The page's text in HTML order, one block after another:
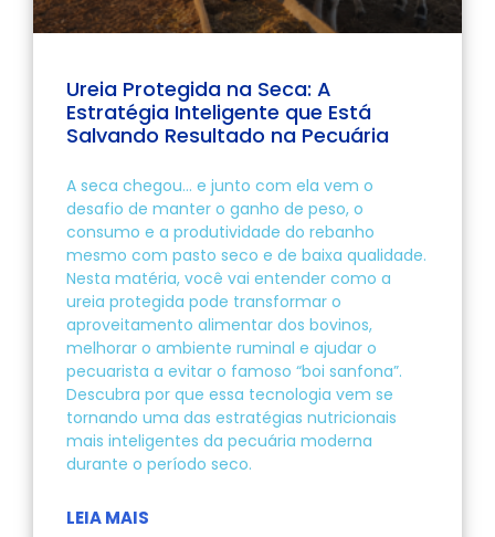
Ureia Protegida na Seca: A
Estratégia Inteligente que Está
Salvando Resultado na Pecuária
A seca chegou… e junto com ela vem o
desafio de manter o ganho de peso, o
consumo e a produtividade do rebanho
mesmo com pasto seco e de baixa qualidade.
Nesta matéria, você vai entender como a
ureia protegida pode transformar o
aproveitamento alimentar dos bovinos,
melhorar o ambiente ruminal e ajudar o
pecuarista a evitar o famoso “boi sanfona”.
Descubra por que essa tecnologia vem se
tornando uma das estratégias nutricionais
mais inteligentes da pecuária moderna
durante o período seco.
LEIA MAIS